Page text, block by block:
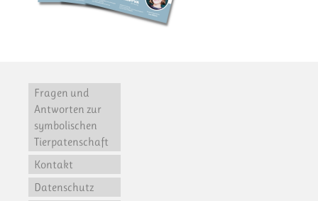
Fragen und
Antworten zur
symbolischen
Tierpatenschaft
Kontakt
Datenschutz